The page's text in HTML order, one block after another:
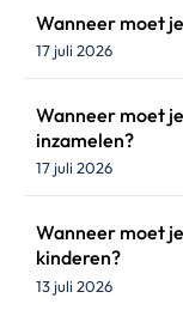
Wanneer moet
17 juli 2026
Wanneer moet
inzamelen?
17 juli 2026
Wanneer moet
kinderen?
13 juli 2026